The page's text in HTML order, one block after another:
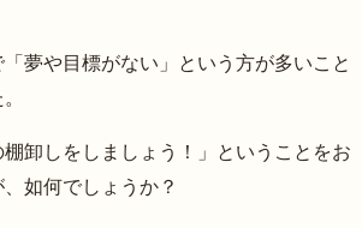
「夢や目標がない」という方が多いこと
卸しをしましょう！」ということをお
如何でしょうか？